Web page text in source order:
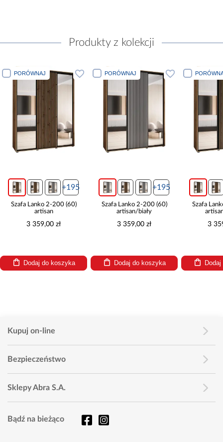
Produkty z kolekcji
PORÓWNAJ
+195
Szafa Lanko 2-200 (60)
artisan
3 359,00 zł
Dodaj do koszyka
PORÓWNAJ
+195
Szafa Lanko 2-200 (60)
artisan/biały
3 359,00 zł
Dodaj do koszyka
Szafa
3
Kupuj on-line
Bezpieczeństwo
Sklepy Abra S.A.
Bądź na bieżąco